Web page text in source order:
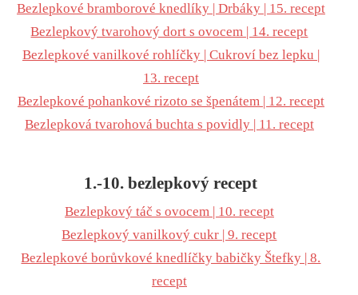
Bezlepkové bramborové knedlíky | Drbáky | 15. recept
Bezlepkový tvarohový dort s ovocem | 14. recept
Bezlepkové vanilkové rohlíčky | Cukroví bez lepku |
13. recept
Bezlepkové pohankové rizoto se špenátem | 12. recept
Bezlepková tvarohová buchta s povidly | 11. recept
1.-10. bezlepkový recept
Bezlepkový táč s ovocem | 10. recept
Bezlepkový vanilkový cukr | 9. recept
Bezlepkové borůvkové knedlíčky babičky Štefky | 8.
recept